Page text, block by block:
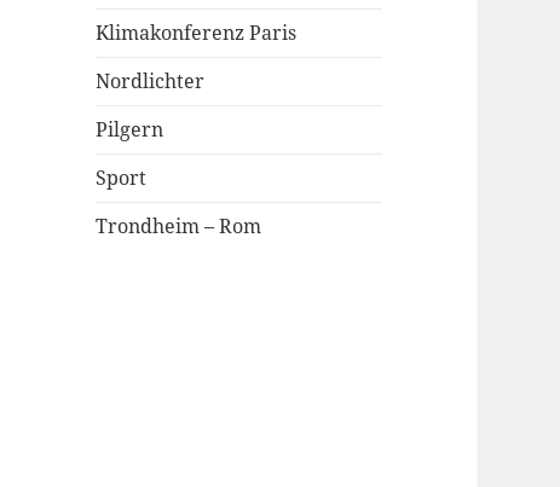
Klimakonferenz Paris
Nordlichter
Pilgern
Sport
Trondheim – Rom